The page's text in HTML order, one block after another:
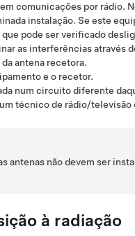
comunicações por rádio.
instalação. Se este
pode ser verificado
as interferências através
antena recetora.
e o recetor.
num circuito diferente
técnico de rádio/televisão
antenas não devem ser
à radiação